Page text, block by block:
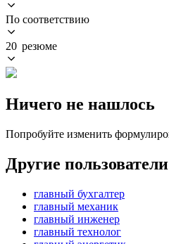
По соответствию
20 резюме
Ничего не нашлось
Попробуйте изменить
Другие
главный бухгалтер
главный механик
главный инженер
главный технолог